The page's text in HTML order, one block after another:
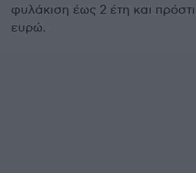
φυλάκιση έως 2 έτη και
ευρώ.